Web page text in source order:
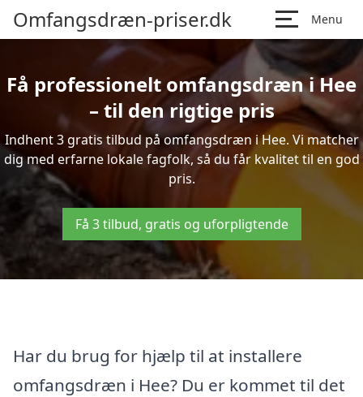
Omfangsdræn-priser.dk Menu
Få professionelt omfangsdræn i Hee
– til den rigtige pris
Indhent 3 gratis tilbud på omfangsdræn i Hee. Vi matcher
dig med erfarne lokale fagfolk, så du får kvalitet til en god
pris.
Få 3 tilbud, gratis og uforpligtende
Har du brug for hjælp til at installere
omfangsdræn i Hee? Du er kommet til det